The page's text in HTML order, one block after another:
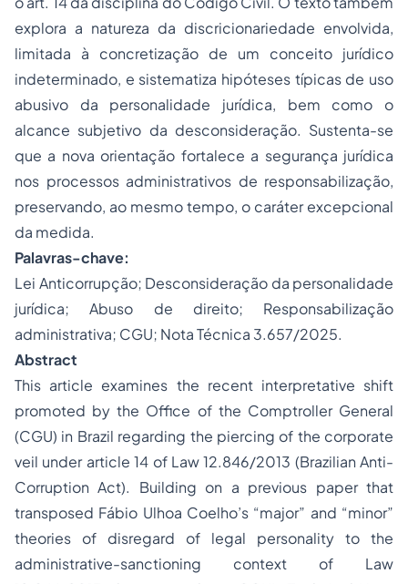
explora a natureza da discricionariedade envolvida,
limitada à concretização de um conceito jurídico
indeterminado, e sistematiza hipóteses típicas de uso
abusivo da personalidade jurídica, bem como o
alcance subjetivo da desconsideração. Sustenta-se
que a nova orientação fortalece a segurança jurídica
nos processos administrativos de responsabilização,
preservando, ao mesmo tempo, o caráter excepcional
da medida.
Palavras-chave:
Lei Anticorrupção; Desconsideração da personalidade
jurídica; Abuso de direito; Responsabilização
administrativa; CGU; Nota Técnica 3.657/2025.
Abstract
This article examines the recent interpretative shift
promoted by the Office of the Comptroller General
(CGU) in Brazil regarding the piercing of the corporate
veil under article 14 of Law 12.846/2013 (Brazilian Anti-
Corruption Act). Building on a previous paper that
transposed Fábio Ulhoa Coelho’s “major” and “minor”
theories of disregard of legal personality to the
administrative-sanctioning context of Law